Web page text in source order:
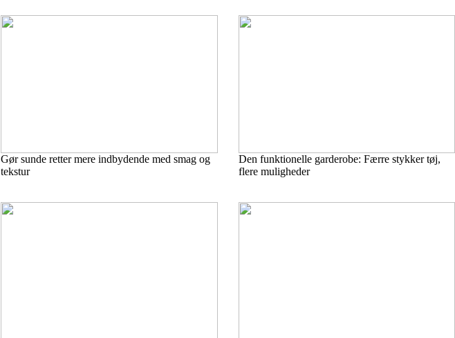
Gør sunde retter mere indbydende med smag og
tekstur
Den funktionelle garderobe: Færre stykker tøj,
flere muligheder